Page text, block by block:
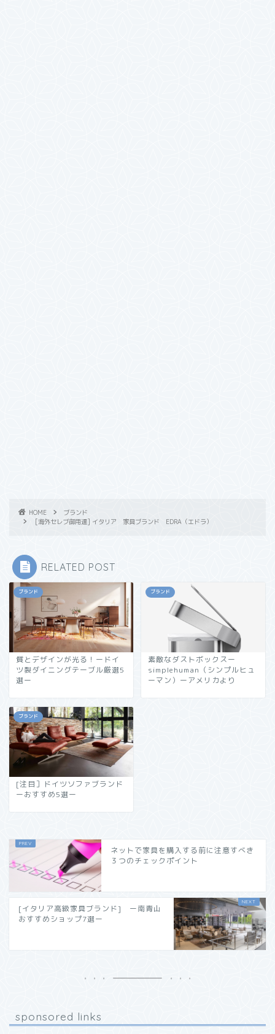
HOME
ブランド
[海外セレブ御用達] イタリア 家具ブランド EDRA（エドラ）
RELATED POST
ブランド
質とデザインが光る！ードイ
ツ製ダイニングテーブル厳選5
選ー
ブランド
素敵なダストボックスー
simplehuman（シンプルヒュ
ーマン）ーアメリカより
ブランド
[注目］ドイツソファブランド
ーおすすめ5選ー
ネットで家具を購入する前に注意すべき
３つのチェックポイント
[イタリア高級家具ブランド] ー南青山
おすすめショップ7選ー
sponsored links